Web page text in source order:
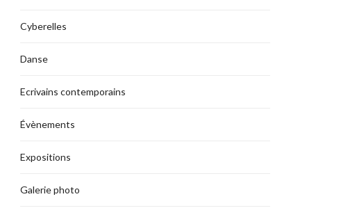
Cyberelles
Danse
Ecrivains contemporains
Évènements
Expositions
Galerie photo